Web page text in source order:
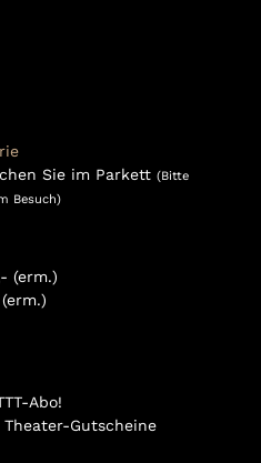
Sie im Parkett (Bitte
Besuch)
(erm.)
Abo!
Theater-Gutscheine